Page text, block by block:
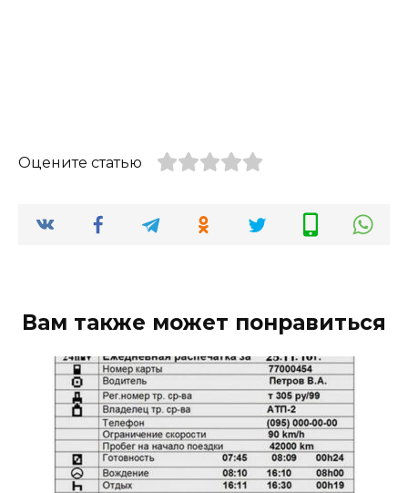
Оцените статью
Вам также может понравиться